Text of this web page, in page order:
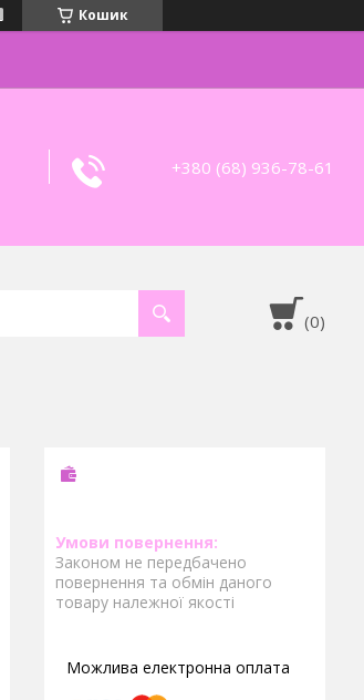
Кошик
+380 (68) 936-78-61
Законом не передбачено
повернення та обмін даного
товару належної якості